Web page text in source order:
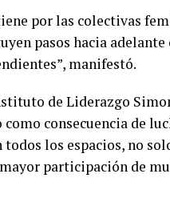
por las colectivas
pasos hacia adelante
manifestó.
de Liderazgo
consecuencia de
los espacios, no
participación de